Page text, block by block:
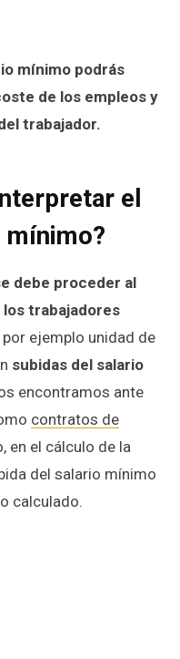
mínimo podrás
de los empleos y
trabajador.
el
debe proceder al
trabajadores
ejemplo unidad de
subidas del salario
encontramos ante
contratos de
en el cálculo de la
del salario mínimo
calculado.